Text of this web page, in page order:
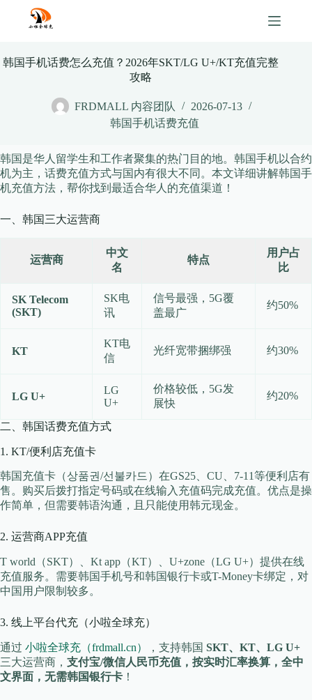
content
韩国手机话费怎么充值？2026年SKT/LG U+/KT充值完整
攻略
FRDMALL 内容团队
2026-07-13
韩国手机话费充值
韩国是华人留学生和工作者聚集的热门目的地。韩国手机以合约
机为主，话费充值方式与国内有很大不同。本文详细讲解韩国手
机充值方法，帮你找到最适合华人的充值渠道！
一、韩国三大运营商
运营商
中文
名
特点
用户占
比
SK Telecom
(SKT)
SK电
讯
信号最强，5G覆
盖最广
约50%
KT
KT电
信
光纤宽带捆绑强 约30%
LG U+
LG
U+
价格较低，5G发
展快
约20%
二、韩国话费充值方式
1. KT/便利店充值卡
韩国充值卡（상품권/선불카드）在GS25、CU、7-11等便利店有
售。购买后拨打指定号码或在线输入充值码完成充值。优点是操
作简单，但需要韩语沟通，且只能使用韩元现金。
2. 运营商APP充值
T world（SKT）、Kt app（KT）、U+zone（LG U+）提供在线
充值服务。需要韩国手机号和韩国银行卡或T-Money卡绑定，对
中国用户限制较多。
3. 线上平台代充（小啦全球充）
通过 小啦全球充（frdmall.cn） ，支持韩国 SKT、KT、LG U+
三大运营商， 支付宝/微信人民币充值，按实时汇率换算，全中
文界面，无需韩国银行卡 ！